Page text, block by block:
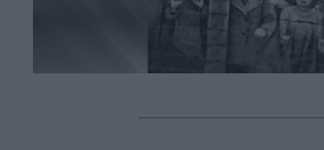
Información adicional